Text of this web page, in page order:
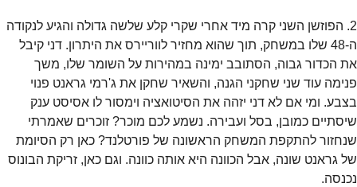
2. הפוזשן השני קרה מיד אחרי שקרי קלע שלשה גדולה והגיע לנקודה
ה-48 שלו במשחק, תוך שהוא מחזיר לווריירס את היתרון. דני קיבל
את הכדור גבוה, הסתובב ימינה במהירות על השומר שלו, משך
פנימה עוד שני שחקני הגנה, והשאיר שחקן את ג'רמי גראנט פנוי
בצבע. ומי אם לא דני יזהה את הסיטואציה וימסור לו אסיסט ענק
שיסתיים כמובן, בסל ועבירה. נשמע לכם מוכר? זוכרים שאמרתי
שנחזור להתקפת המשחק הראשונה של פורטלנד? כאן רק הסיומת
של גראנט שונה, אבל הכוונה היא אותה כוונה. וגם כאן, זריקת הבונוס
נכנסה.